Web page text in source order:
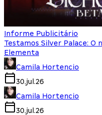
Informe Publicitário
Testamos Silver Palace: O
Elementa
Camila Hortencio
30.jul.26
Camila Hortencio
30.jul.26